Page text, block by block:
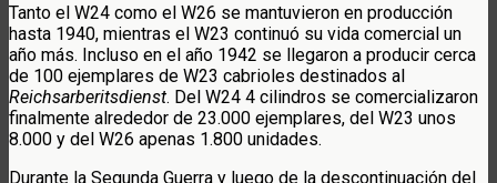
Tanto el W24 como el W26 se mantuvieron en producción
hasta 1940, mientras el W23 continuó su vida comercial un
año más. Incluso en el año 1942 se llegaron a producir cerca
de 100 ejemplares de W23 cabrioles destinados al
Reichsarberitsdienst. Del W24 4 cilindros se comercializaron
finalmente alrededor de 23.000 ejemplares, del W23 unos
8.000 y del W26 apenas 1.800 unidades.
Durante la Segunda Guerra y luego de la descontinuación del